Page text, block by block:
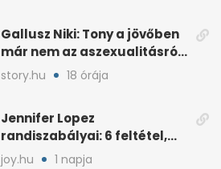
Gallusz Niki: Tony a jövőben
már nem az aszexualitásról
ír dalt
story.hu 18 órája
Jennifer Lopez
randiszabályai: 6 feltétel,
amit a párjától elvár
joy.hu 1 napja